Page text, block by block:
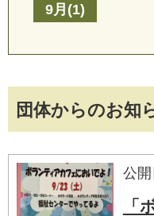
団体からのお知
公
「
9月(1)